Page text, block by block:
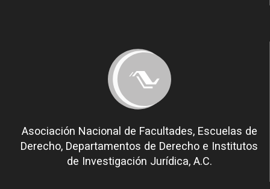
Asociación Nacional de Facultades, Escuelas de
Derecho, Departamentos de Derecho e Institutos
de Investigación Jurídica, A.C.